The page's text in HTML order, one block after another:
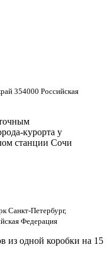
354000 Российская
курорта у
станции Сочи
Санкт-Петербург,
Федерация
из одной коробки на 15